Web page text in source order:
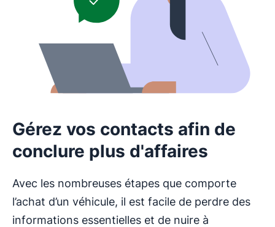
Gérez vos contacts afin de
conclure plus d'affaires
Avec les nombreuses étapes que comporte
l’achat d’un véhicule, il est facile de perdre des
informations essentielles et de nuire à